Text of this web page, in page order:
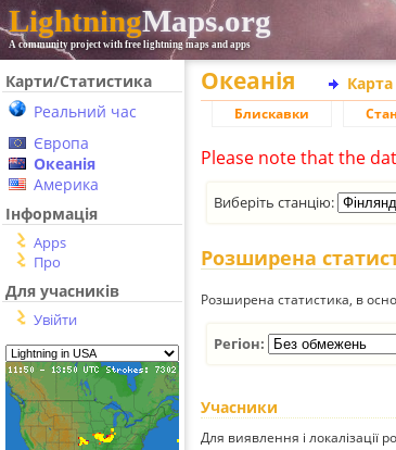
LightningMaps.org
A community project with free lightning maps and apps
Карти/Статистика
Реальний час
Європа
Океанія
Америка
Інформація
Apps
Про
Для учасників
Увійти
Океанія
Блискавки
Please note that the
Виберіть станцію:
Розширена
Розширена статистика, в
Регіон:
Учасники
Для виявлення і локалізації